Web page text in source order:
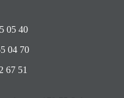
05 40
04 70
67 51